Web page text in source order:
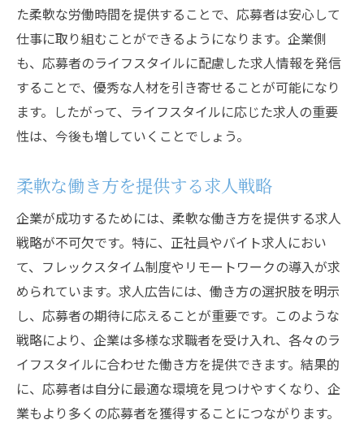
た柔軟な労働時間を提供することで、応募者は安心して
仕事に取り組むことができるようになります。企業側
も、応募者のライフスタイルに配慮した求人情報を発信
することで、優秀な人材を引き寄せることが可能になり
ます。したがって、ライフスタイルに応じた求人の重要
性は、今後も増していくことでしょう。
柔軟な働き方を提供する求人戦略
企業が成功するためには、柔軟な働き方を提供する求人
戦略が不可欠です。特に、正社員やバイト求人におい
て、フレックスタイム制度やリモートワークの導入が求
められています。求人広告には、働き方の選択肢を明示
し、応募者の期待に応えることが重要です。このような
戦略により、企業は多様な求職者を受け入れ、各々のラ
イフスタイルに合わせた働き方を提供できます。結果的
に、応募者は自分に最適な環境を見つけやすくなり、企
業もより多くの応募者を獲得することにつながります。